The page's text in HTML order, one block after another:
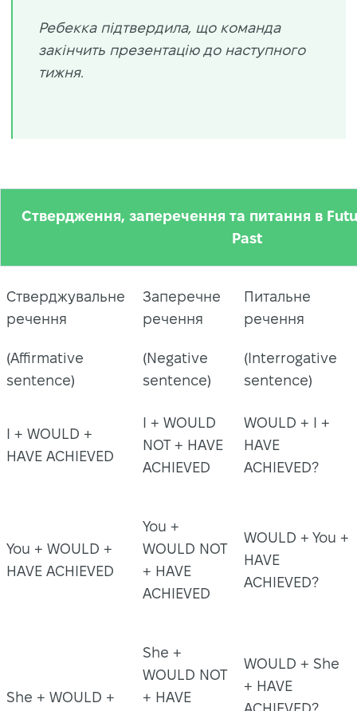
Ребекка підтвердила, що команда
закінчить презентацію до наступного
тижня.
Ствердження, заперечення та питання в
Past
Стверджувальне
речення
(Affirmative
sentence)
Заперечне
речення
(Negative
sentence)
Питальне
речення
(Interrogative
sentence)
I + WOULD +
HAVE ACHIEVED
I + WOULD
NOT + HAVE
ACHIEVED
WOULD + I +
HAVE
ACHIEVED?
You + WOULD +
HAVE ACHIEVED
You +
WOULD NOT
+ HAVE
ACHIEVED
WOULD + You +
HAVE
ACHIEVED?
She + WOULD +
She +
WOULD NOT
+ HAVE
WOULD + She
+ HAVE